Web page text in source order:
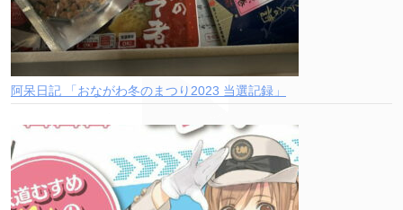
阿呆日記 「おながわ冬のまつり2023 当選記録」